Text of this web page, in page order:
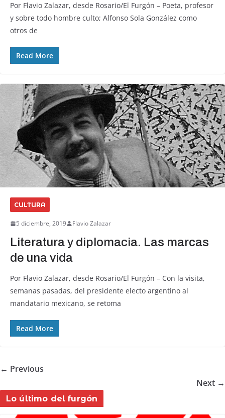
Por Flavio Zalazar, desde Rosario/El Furgón – Poeta, profesor
y sobre todo hombre culto; Alfonso Sola González como
otros de
Read More
CULTURA
5 diciembre, 2019 Flavio Zalazar
Literatura y diplomacia. Las marcas
de una vida
Por Flavio Zalazar, desde Rosario/El Furgón – Con la visita,
semanas pasadas, del presidente electo argentino al
mandatario mexicano, se retoma
Read More
← Previous
Next →
Lo último del furgón